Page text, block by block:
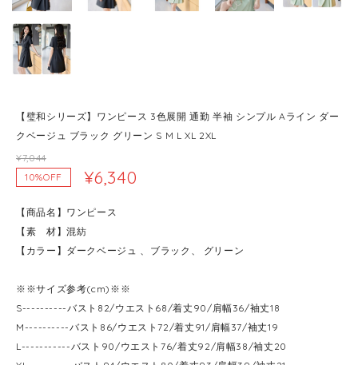
【璧和シリーズ】ワンピース 3色展開 通勤 半袖 シンプル Aライン ダー
クベージュ ブラック グリーン S M L XL 2XL
¥7,044
10%OFF
¥6,340
【商品名】ワンピース
【素 材】混紡
【カラー】ダークベージュ 、ブラック、 グリーン
※※サイズ参考(cm)※※
S----------バスト82/ウエスト68/着丈90/肩幅36/袖丈18
M----------バスト86/ウエスト72/着丈91/肩幅37/袖丈19
L-----------バスト90/ウエスト76/着丈92/肩幅38/袖丈20